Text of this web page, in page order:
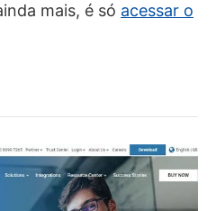
mais, é só acessar o